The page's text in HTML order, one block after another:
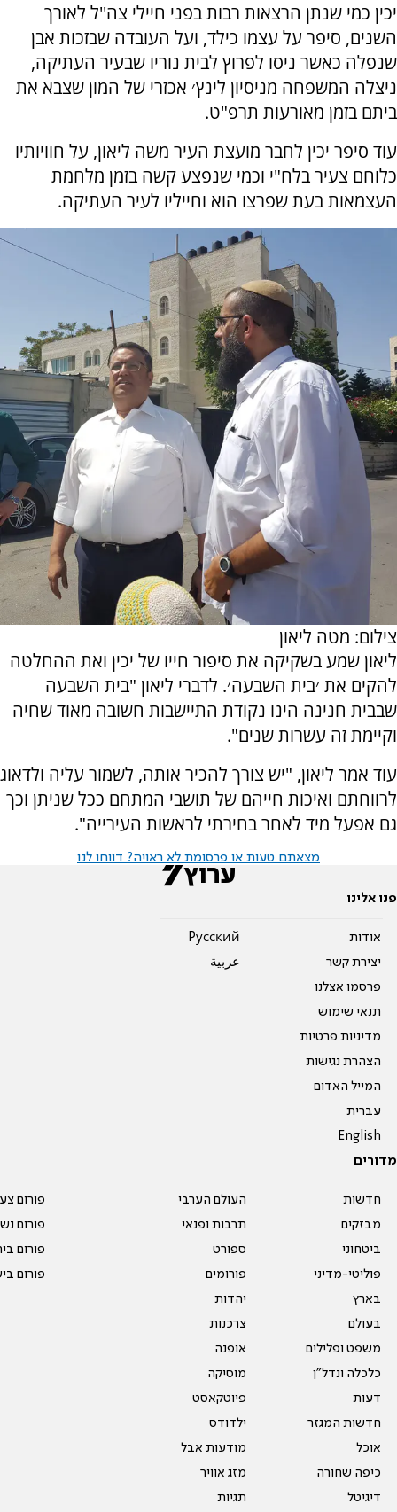
יכין כמי שנתן הרצאות רבות בפני חיילי צה''ל לאורך
השנים, סיפר על עצמו כילד, ועל העובדה שבזכות אבן
שנפלה כאשר ניסו לפרוץ לבית נוריו שבעיר העתיקה,
ניצלה המשפחה מניסיון לינץ׳ אכזרי של המון שצבא את
ביתם בזמן מאורעות תרפ"ט.
עוד סיפר יכין לחבר מועצת העיר משה ליאון, על חוויותיו
כלוחם צעיר בלח"י וכמי שנפצע קשה בזמן מלחמת
העצמאות בעת שפרצו הוא וחייליו לעיר העתיקה.
צילום: מטה ליאון
ליאון שמע בשקיקה את סיפור חייו של יכין ואת ההחלטה
להקים את ׳בית השבעה׳. לדברי ליאון "בית השבעה
שבבית חנינה הינו נקודת התיישבות חשובה מאוד שחיה
וקיימת זה עשרות שנים".
עוד אמר ליאון, "יש צורך להכיר אותה, לשמור עליה ולדאוג
לרווחתם ואיכות חייהם של תושבי המתחם ככל שניתן וכך
גם אפעל מיד לאחר בחירתי לראשות העירייה".
מצאתם טעות או פרסומת לא ראויה? דווחו לנו
פנו אלינו
אודות
יצירת קשר
פרסמו אצלנו
תנאי שימוש
מדיניות פרטיות
הצהרת נגישות
המייל האדום
עברית
English
Pусский
عربية
מדורים
חדשות
מבזקים
ביטחוני
פוליטי-מדיני
בארץ
בעולם
משפט ופלילים
כלכלה ונדל"ן
דעות
חדשות המגזר
אוכל
כיפה שחורה
דיגיטל
העולם הערבי
תרבות ופנאי
ספורט
פורומים
יהדות
צרכנות
אופנה
מוסיקה
פיוטקאסט
ילדודס
מודעות אבל
מזג אוויר
תגיות
פורום
פורום
פורום
פורום